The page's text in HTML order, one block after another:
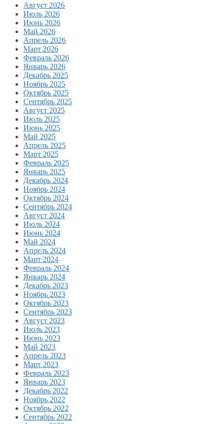
Август 2026
Июль 2026
Июнь 2026
Май 2026
Апрель 2026
Март 2026
Февраль 2026
Январь 2026
Декабрь 2025
Ноябрь 2025
Октябрь 2025
Сентябрь 2025
Август 2025
Июль 2025
Июнь 2025
Май 2025
Апрель 2025
Март 2025
Февраль 2025
Январь 2025
Декабрь 2024
Ноябрь 2024
Октябрь 2024
Сентябрь 2024
Август 2024
Июль 2024
Июнь 2024
Май 2024
Апрель 2024
Март 2024
Февраль 2024
Январь 2024
Декабрь 2023
Ноябрь 2023
Октябрь 2023
Сентябрь 2023
Август 2023
Июль 2023
Июнь 2023
Май 2023
Апрель 2023
Март 2023
Февраль 2023
Январь 2023
Декабрь 2022
Ноябрь 2022
Октябрь 2022
Сентябрь 2022